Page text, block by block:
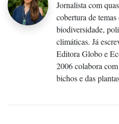
Jornalista com
cobertura de
biodiversidade,
climáticas. Já
Editora Globo e
2006 colabora
bichos e das